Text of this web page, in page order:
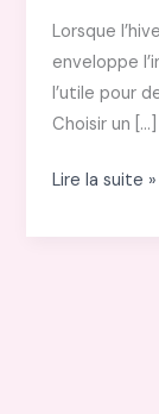
Lorsque
enveloppe
l’utile pour
Choisir un […]
Pourquoi
un
Lire la suite »